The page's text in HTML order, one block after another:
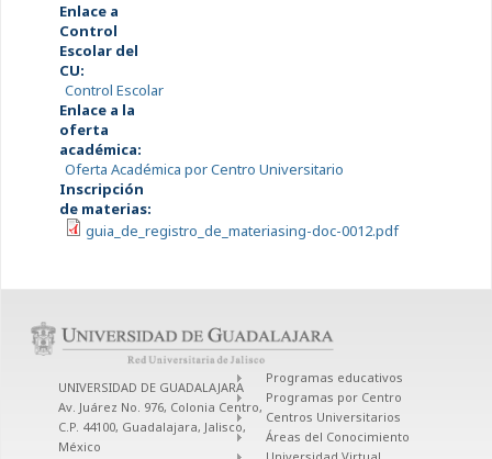
Enlace a
Control
Escolar del
CU:
Control Escolar
Enlace a la
oferta
académica:
Oferta Académica por Centro Universitario
Inscripción
de materias:
guia_de_registro_de_materiasing-doc-0012.pdf
UNIVERSIDAD DE GUADALAJARA
Av. Juárez No. 976, Colonia Centro,
C.P. 44100, Guadalajara, Jalisco,
México
Programas educativos
Programas por Centro
Centros Universitarios
Áreas del Conocimiento